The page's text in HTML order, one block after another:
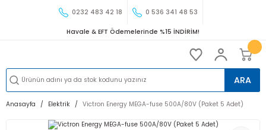
0232 483 42 18 0 536 341 48 53
Havale & EFT Ödemelerinde %15 İNDİRİM!
ARA
Anasayfa Elektrik Victron Energy MEGA-fuse 500A/80V (Paket 5 Adet)